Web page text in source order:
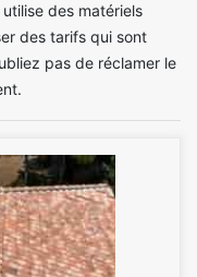
des matériels
des tarifs qui sont
pas de réclamer le